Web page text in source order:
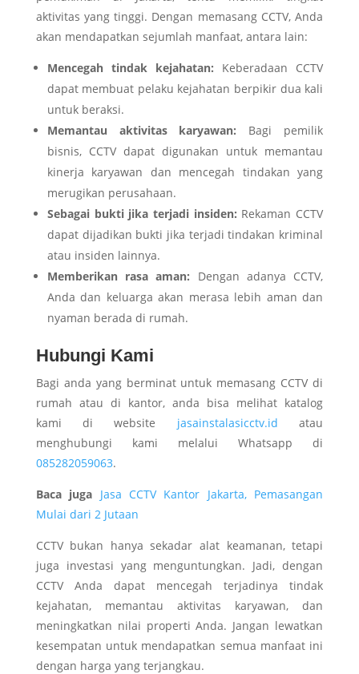
aktivitas yang tinggi. Dengan memasang CCTV, Anda
akan mendapatkan sejumlah manfaat, antara lain:
Mencegah tindak kejahatan: Keberadaan CCTV
dapat membuat pelaku kejahatan berpikir dua kali
untuk beraksi.
Memantau aktivitas karyawan: Bagi pemilik
bisnis, CCTV dapat digunakan untuk memantau
kinerja karyawan dan mencegah tindakan yang
merugikan perusahaan.
Sebagai bukti jika terjadi insiden: Rekaman CCTV
dapat dijadikan bukti jika terjadi tindakan kriminal
atau insiden lainnya.
Memberikan rasa aman: Dengan adanya CCTV,
Anda dan keluarga akan merasa lebih aman dan
nyaman berada di rumah.
Hubungi Kami
Bagi anda yang berminat untuk memasang CCTV di
rumah atau di kantor, anda bisa melihat katalog
kami di website jasainstalasicctv.id atau
menghubungi kami melalui Whatsapp di
085282059063.
Baca juga Jasa CCTV Kantor Jakarta, Pemasangan
Mulai dari 2 Jutaan
CCTV bukan hanya sekadar alat keamanan, tetapi
juga investasi yang menguntungkan. Jadi, dengan
CCTV Anda dapat mencegah terjadinya tindak
kejahatan, memantau aktivitas karyawan, dan
meningkatkan nilai properti Anda. Jangan lewatkan
kesempatan untuk mendapatkan semua manfaat ini
dengan harga yang terjangkau.